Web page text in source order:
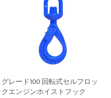
グレード100 回転式セルフロッ
クエンジンホイストフック